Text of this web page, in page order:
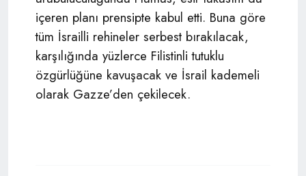
içeren planı prensipte kabul etti. Buna göre
tüm İsrailli rehineler serbest bırakılacak,
karşılığında yüzlerce Filistinli tutuklu
özgürlüğüne kavuşacak ve İsrail kademeli
olarak Gazze’den çekilecek.